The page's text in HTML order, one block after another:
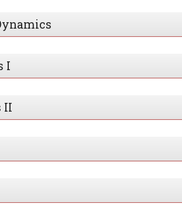
I
II